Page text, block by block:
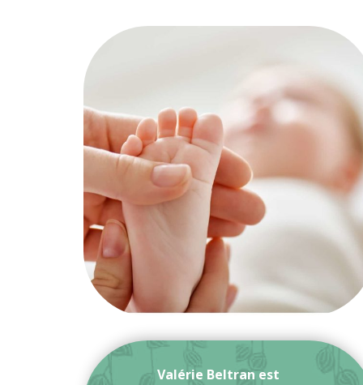
Valérie Beltran est